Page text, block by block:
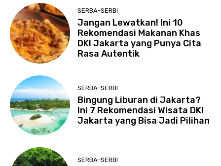
SERBA-SERBI
Jangan Lewatkan! Ini 10
Rekomendasi Makanan Khas
DKI Jakarta yang Punya Cita
Rasa Autentik
SERBA-SERBI
Bingung Liburan di Jakarta?
Ini 7 Rekomendasi Wisata DKI
Jakarta yang Bisa Jadi Pilihan
SERBA-SERBI